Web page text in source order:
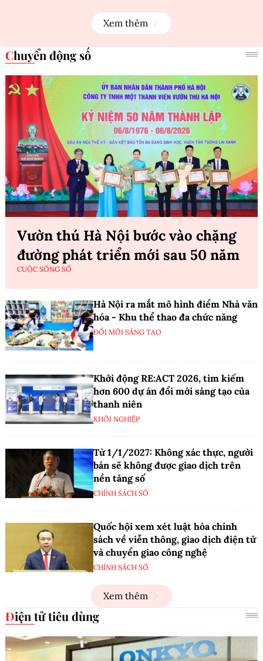
Xem thêm
Chuyển động số
Vườn thú Hà Nội bước vào chặng
đường phát triển mới sau 50 năm
CUỘC SỐNG SỐ
Hà Nội ra mắt mô hình điểm Nhà văn
hóa - Khu thể thao đa chức năng
ĐỔI MỚI SÁNG TẠO
Khởi động RE:ACT 2026, tìm kiếm
hơn 600 dự án đổi mới sáng tạo của
thanh niên
KHỞI NGHIỆP
Từ 1/1/2027: Không xác thực, người
bán sẽ không được giao dịch trên
nền tảng số
CHÍNH SÁCH SỐ
Quốc hội xem xét luật hóa chính
sách về viễn thông, giao dịch điện tử
và chuyển giao công nghệ
CHÍNH SÁCH SỐ
Xem thêm
Điện tử tiêu dùng